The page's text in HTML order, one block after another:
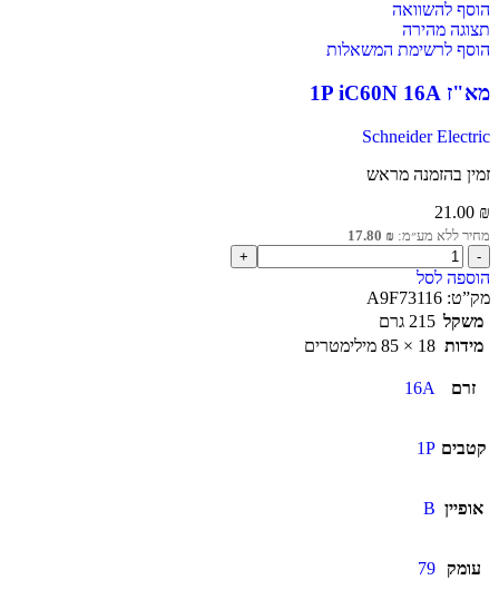
הוסף להשוואה
תצוגה מהירה
הוסף לרשימת המשאלות
מא"ז 1P iC60N 16A
Schneider Electric
זמין בהזמנה מראש
21.00 ₪
מחיר ללא מע״מ: 17.80 ₪
הוספה לסל
מק”ט: A9F73116
משקל 215 גרם
מידות 18 × 85 מילימטרים
זרם 16A
קטבים 1P
אופיין B
עומק 79